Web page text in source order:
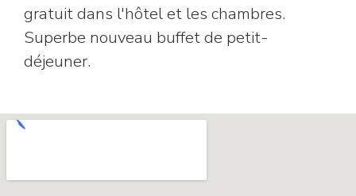
gratuit dans l'hôtel et les chambres.
Superbe nouveau buffet de petit-
déjeuner.